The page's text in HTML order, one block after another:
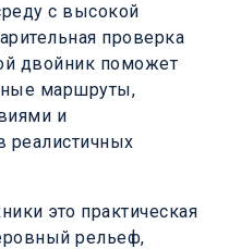
с высокой
проверка
двойник поможет
маршруты,
и
реалистичных
это практическая
рельеф,